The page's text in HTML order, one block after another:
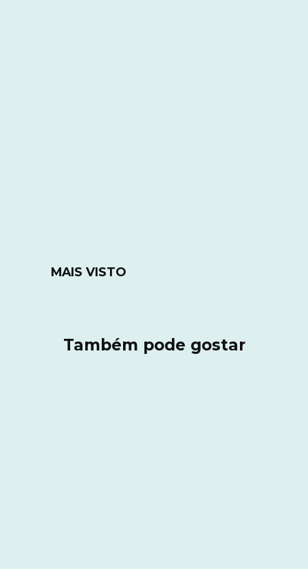
MAIS VISTO
Também pode gostar